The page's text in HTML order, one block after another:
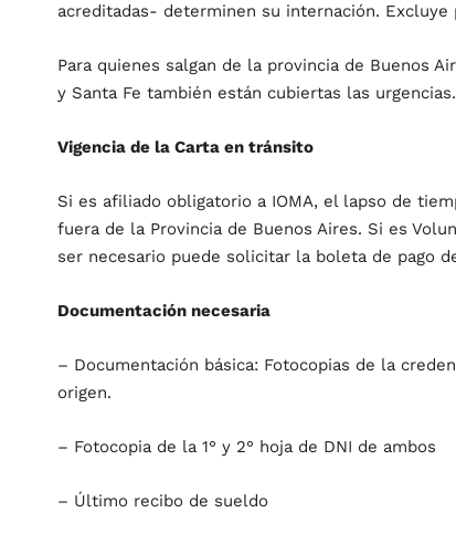
acreditadas- determinen su internación. Excluye
Para quienes salgan de la provincia de Buenos
y Santa Fe también están cubiertas las urgencias.
Vigencia de la Carta en tránsito
Si es afiliado obligatorio a IOMA, el lapso de
fuera de la Provincia de Buenos Aires. Si es
ser necesario puede solicitar la boleta de pago
Documentación necesaria
– Documentación básica: Fotocopias de la
origen.
– Fotocopia de la 1° y 2° hoja de DNI de ambos
– Último recibo de sueldo